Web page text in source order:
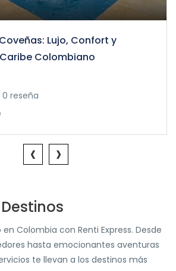
Lujo, Confort y
Colombiano
0 reseña
‹ ›
Colombia con Renti Express. Desde
hasta emocionantes aventuras
te llevan a los destinos más